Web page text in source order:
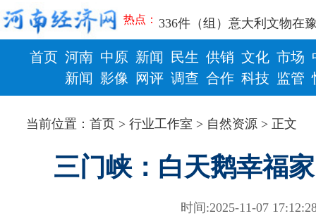
热点： 336件（组）意大利文物在
河南省政协十三届常委会第
习近平对防汛救灾工作作出
郑州、济南、青岛三城联合
2026年“文明实践进基层”主
“七一勋章”获得者丨“炼油
豫篮联赛结束第十七轮争夺
算力，正在重新“耕种”中原
河南省二十条硬核举措出
首页 河南
新闻
中原
影像
新闻
网评
民生
调查
供销
合作
文化
科技
市场
监管
财政 健康
当前位置：首页 >行业工作室 > 自然资源 > 正文
三门峡：白天鹅幸福
时间:2025-11-07